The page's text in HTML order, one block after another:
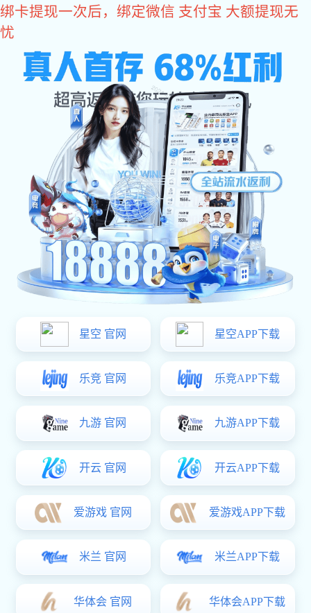
亿万28 400-618-1990
数字孪生试验系统 DTS
构建装备全生命周期数字样机
当前位置：亿万28 亿万28:数字孪生试验系统 DTS
产品概述
基于机器学习的数据驱动建模和仿真工具，可用于创建各类